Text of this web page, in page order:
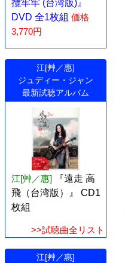
攬牢牢 (台湾版)』
DVD 全1枚組 価格
3,770円
江[艸／惠]
ジュディー・ジャン
最新試聴アルバム
江[艸／惠]
『遠走 高
飛（台湾版）』 CD1
枚組
>>試聴曲全リスト
江[艸／惠]